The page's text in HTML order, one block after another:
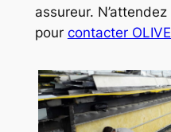
assureur.
pour contacter